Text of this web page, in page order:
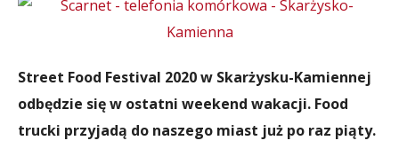
Street Food Festival 2020 w Skarżysku-Kamiennej
odbędzie się w ostatni weekend wakacji. Food
trucki przyjadą do naszego miast już po raz piąty.